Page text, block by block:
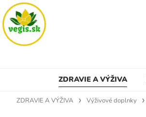
ZDRAVIE A VÝŽIVA
ZDRAVIE A VÝŽIVA Výživové doplnky